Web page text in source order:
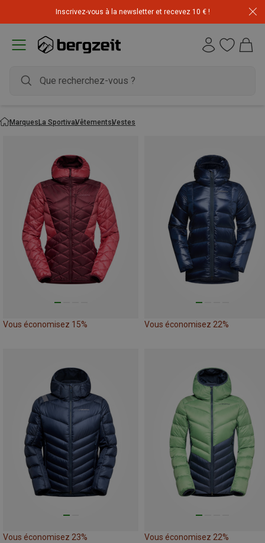
Inscrivez-vous à la newsletter et recevez 10 € !
MarquesLa SportivaVêtementsVestes
Vous économisez 15% Vous économisez 22%
Vous économisez 23% Vous économisez 22%